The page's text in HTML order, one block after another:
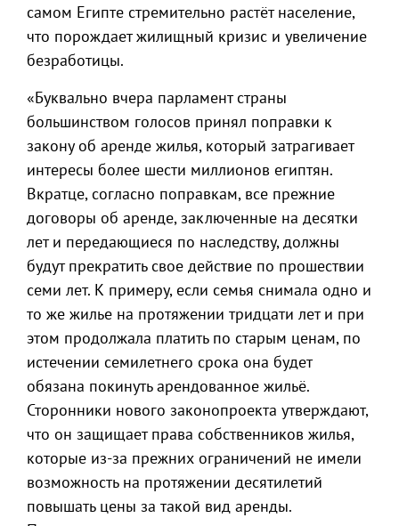
самом Египте стремительно растёт население,
что порождает жилищный кризис и увеличение
безработицы.
«Буквально вчера парламент страны
большинством голосов принял поправки к
закону об аренде жилья, который затрагивает
интересы более шести миллионов египтян.
Вкратце, согласно поправкам, все прежние
договоры об аренде, заключенные на десятки
лет и передающиеся по наследству, должны
будут прекратить свое действие по прошествии
семи лет. К примеру, если семья снимала одно и
то же жилье на протяжении тридцати лет и при
этом продолжала платить по старым ценам, по
истечении семилетнего срока она будет
обязана покинуть арендованное жильё.
Сторонники нового законопроекта утверждают,
что он защищает права собственников жилья,
которые из-за прежних ограничений не имели
возможность на протяжении десятилетий
повышать цены за такой вид аренды.